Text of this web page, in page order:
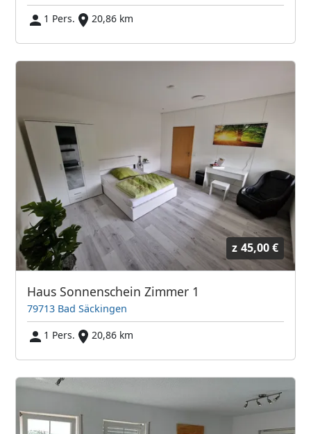
1 Pers.
20,86 km
z 45,00 €
Haus Sonnenschein Zimmer 1
79713 Bad Säckingen
1 Pers.
20,86 km